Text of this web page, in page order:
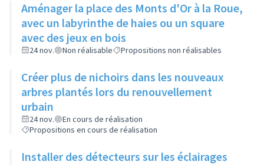
Aménager la place des Monts d'Or à la Roue,
avec un labyrinthe de haies ou un square
avec des jeux en bois
24 nov. Non réalisable Propositions non réalisables
Créer plus de nichoirs dans les nouveaux
arbres plantés lors du renouvellement
urbain
24 nov.
En cours de réalisation
Propositions en cours de réalisation
Installer des détecteurs sur les éclairages